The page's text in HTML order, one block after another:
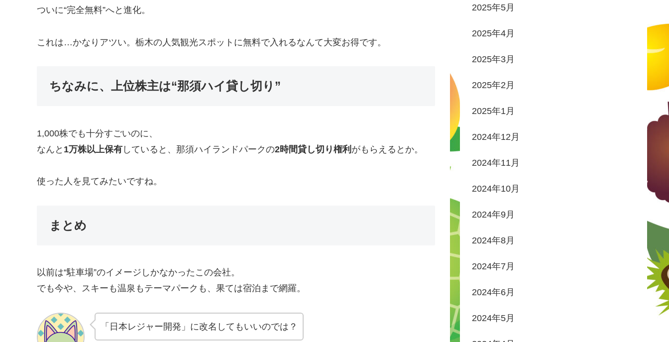
ついに“完全無料”へと進化。
これは…かなりアツい。栃木の人気観光スポットに無料で入れるなんて大変お得です。
ちなみに、上位株主は“那須ハイ貸し切り”
1,000株でも十分すごいのに、
なんと 1万株以上保有 していると、那須ハイランドパークの2時間貸し切り権利 がもらえるとか。
使った人を見てみたいですね。
まとめ
以前は“駐車場”のイメージしかなかったこの会社。
でも今や、スキーも温泉もテーマパークも、果ては宿泊まで網羅。
「日本レジャー開発」に改名してもいいのでは？
2025年5月
2025年4月
2025年3月
2025年2月
2025年1月
2024年12月
2024年11月
2024年10月
2024年9月
2024年8月
2024年7月
2024年6月
2024年5月